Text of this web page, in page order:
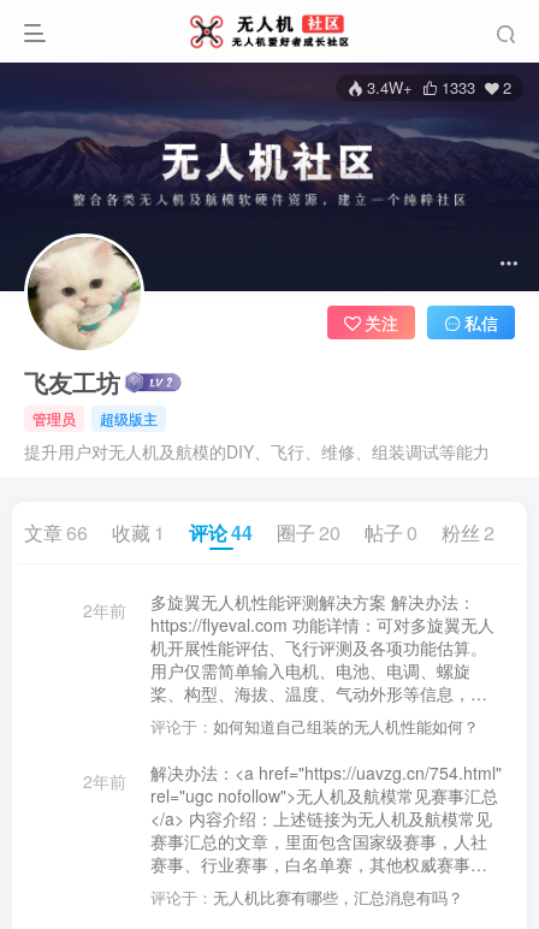
3.4W+ 1333 2
飞友工坊
管理员 超级版主
提升用户对无人机及航模的DIY、飞行、维修、组装调试等能力
关注 私信
文章66 收藏 1 评论44 圈子 20 帖子 0 粉丝 2
2年前
多旋翼无人机性能评测解决方案 解决办法：
https://flyeval.com 功能详情：可对多旋翼无人
机开展性能评估、飞行评测及各项功能估算。
用户仅需简单输入电机、电池、电调、螺旋
桨、构型、海拔、温度、气动外形等信息，即
可快速获取多旋翼无人机的悬停时间、载重能
力、飞行速度、飞行距离、数学模型等核心评
测结果，为无人机设计、任务规划及性能优化
提供数据支撑。
评论于： 如何知道自己组装的无人机性能如何？
2年前
解决办法：<a href="https://uavzg.cn/754.html"
rel="ugc nofollow">无人机及航模常见赛事汇总
</a> 内容介绍：上述链接为无人机及航模常见
赛事汇总的文章，里面包含国家级赛事，人社
赛事、行业赛事，白名单赛，其他权威赛事的
详细资料
评论于： 无人机比赛有哪些，汇总消息有吗？